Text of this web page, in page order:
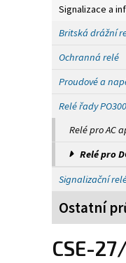
Signalizace a
Britská drážní
Ochranná relé
Proudové a
Relé řady
Relé pro AC
Relé pro
Signalizační
Ostatní
CSE-27/3 – DC Lamp